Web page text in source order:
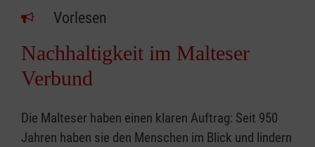
Vorlesen
Nachhaltigkeit im Malteser
Verbund
Die Malteser haben einen klaren Auftrag: Seit 950
Jahren haben sie den Menschen im Blick und lindern